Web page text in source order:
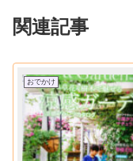
関連記事
おでかけ